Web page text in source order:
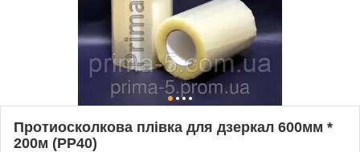
Протиосколкова плівка для дзеркал 600мм *
200м (РР40)